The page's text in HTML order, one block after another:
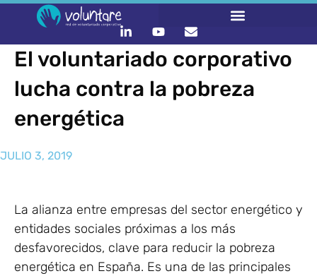
El voluntariado corporativo
lucha contra la pobreza
energética
JULIO 3, 2019
La alianza entre empresas del sector energético y
entidades sociales próximas a los más
desfavorecidos, clave para reducir la pobreza
energética en España. Es una de las principales